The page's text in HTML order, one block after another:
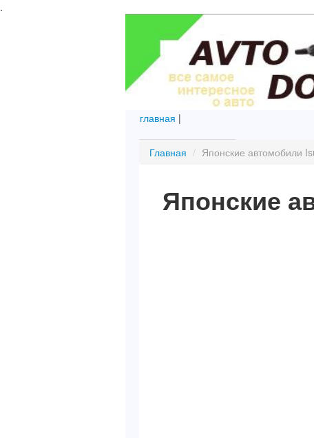
.
главная |
Главная / Японские автомобили
Японские